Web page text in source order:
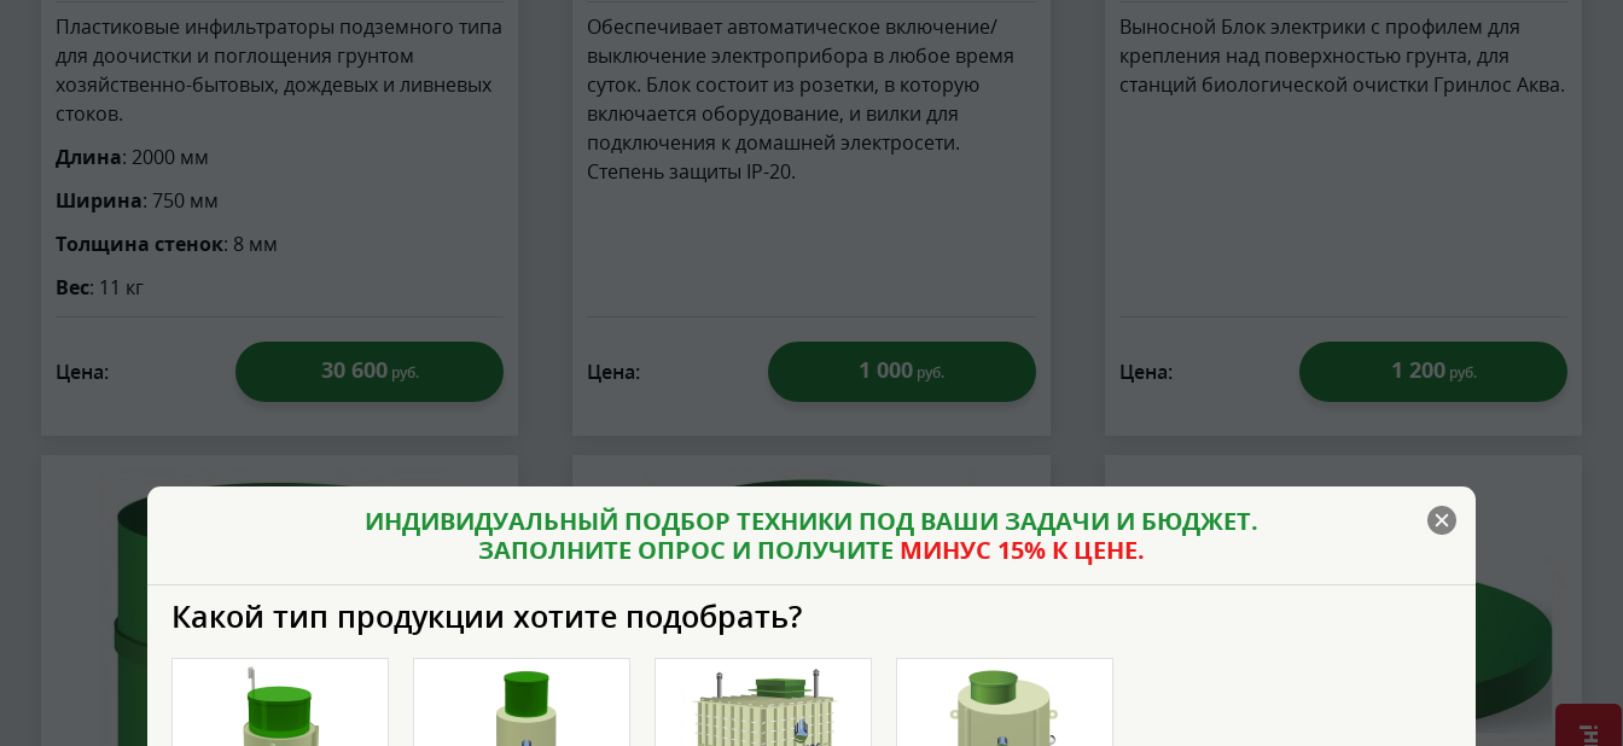
Пластиковые инфильтраторы подземного типа
для доочистки и поглощения грунтом
хозяйственно-бытовых, дождевых и ливневых
стоков.
Длина: 2000 мм
Ширина: 750 мм
Толщина стенок: 8 мм
Вес: 11 кг
Цена: 30 600руб.
Обеспечивает автоматическое включение/
выключение электроприбора в любое время
суток. Блок состоит из розетки, в которую
включается оборудование, и вилки для
подключения к домашней электросети.
Степень защиты IP-20.
Цена: 1 000 руб.
Выносной Блок электрики с профилем для
крепления над поверхностью грунта, для
станций биологической очистки Гринлос Аква.
Цена: 1 200руб.
ИНДИВИДУАЛЬНЫЙ ПОДБОР ТЕХНИКИ ПОД ВАШИ ЗАДАЧИ И БЮДЖЕТ.
ЗАПОЛНИТЕ ОПРОС И ПОЛУЧИТЕ МИНУС 15% К ЦЕНЕ.
Какой тип продукции хотите подобрать?